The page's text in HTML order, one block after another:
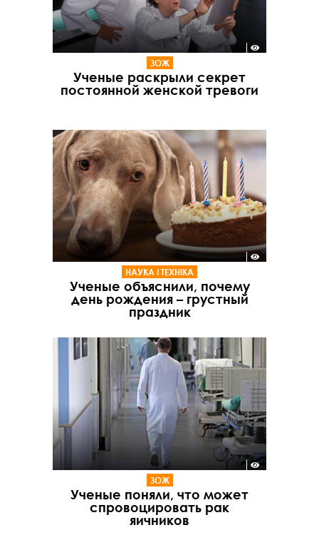
ЗОЖ
Ученые раскрыли секрет
постоянной женской тревоги
НАУКА І ТЕХНІКА
Ученые объяснили, почему
день рождения – грустный
праздник
ЗОЖ
Ученые поняли, что может
спровоцировать рак
яичников